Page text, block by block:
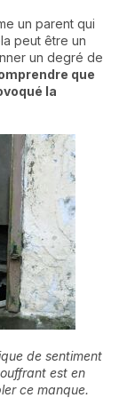
un parent qui
peut être un
un degré de
que
la
de sentiment
est en
ce manque.